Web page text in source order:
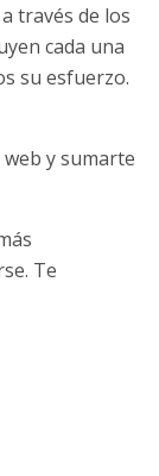
través de los
cada una
su esfuerzo.
y sumarte
Te